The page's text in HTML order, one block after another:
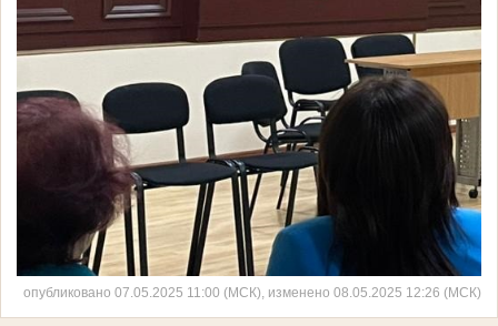
опубликовано 07.05.2025 11:00 (МСК), изменено 08.05.2025 12:26 (МСК)